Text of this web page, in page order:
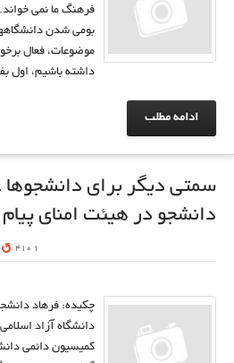
فرهنگ ما نمی
بومی شدن
موضوعات، فعال
داشته باشیم، اول
ادامه مطلب
سمتی دیگر برای
دانشجو در هیئت امنای پیام
1 410
چکیده: فرهاد
دانشگاه آزاد
کمیسیون دائمی